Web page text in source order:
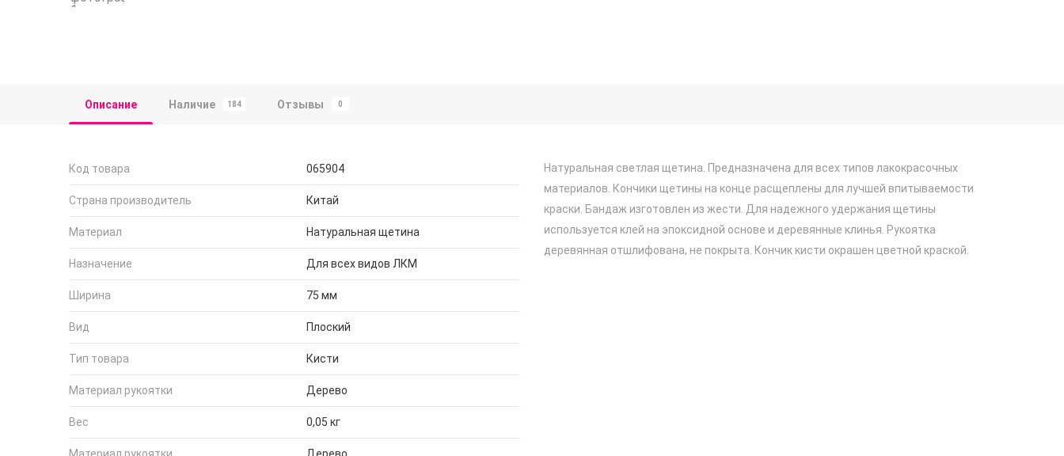
Описание Наличие 184 Отзывы 0
Код товара 065904
Страна производитель Китай
Материал Натуральная щетина
Назначение Для всех видов ЛКМ
Ширина 75 мм
Вид Плоский
Тип товара Кисти
Материал рукоятки Дерево
Вес 0,05 кг
Натуральная светлая щетина. Предназначена для всех типов лакокрасочных
материалов. Кончики щетины на конце расщеплены для лучшей впитываемости
краски. Бандаж изготовлен из жести. Для надежного удержания щетины
используется клей на эпоксидной основе и деревянные клинья. Рукоятка
деревянная отшлифована, не покрыта. Кончик кисти окрашен цветной краской.